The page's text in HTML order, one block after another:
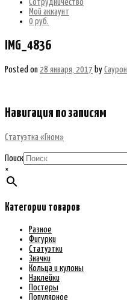
Сотрудничество
Мой аккаунт
0 руб.
IMG_4836
Posted on 28 января, 2017 by Саурон
Навигация по записям
Статуэтка «Гном»
Поиск
×
Категории товаров
Разное
Фигурки
Статуэтки
Значки
Кольца и кулоны
Наклейки
Постеры
Популярное